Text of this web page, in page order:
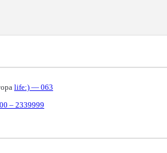
life:) — 063
– 2339999